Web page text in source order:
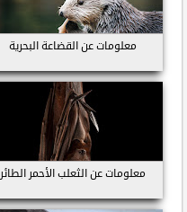
معلومات عن القضاعة البحرية
معلومات عن الثعلب الأحمر الطائر